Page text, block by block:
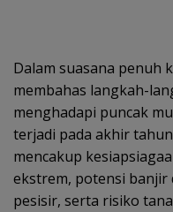
Dalam suasana penuh
membahas langkah-
menghadapi puncak
terjadi pada akhir
mencakup
ekstrem, potensi banjir
pesisir, serta risiko